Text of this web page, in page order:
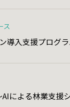
ーツ
デザ
ス
導入支援プログ
による林業支援